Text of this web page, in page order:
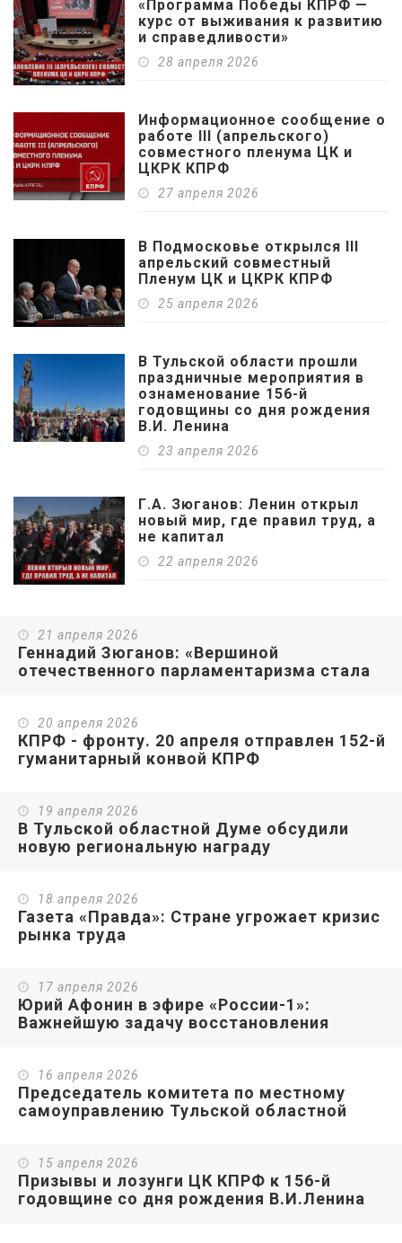
«Программа Победы КПРФ —
курс от выживания к развитию
и справедливости»
28 апреля 2026
Информационное сообщение о
работе III (апрельского)
совместного пленума ЦК и
ЦКРК КПРФ
27 апреля 2026
В Подмосковье открылся III
апрельский совместный
Пленум ЦК и ЦКРК КПРФ
25 апреля 2026
В Тульской области прошли
праздничные мероприятия в
ознаменование 156-й
годовщины со дня рождения
В.И. Ленина
23 апреля 2026
Г.А. Зюганов: Ленин открыл
новый мир, где правил труд, а
не капитал
22 апреля 2026
21 апреля 2026
Геннадий Зюганов: «Вершиной
отечественного парламентаризма стала
20 апреля 2026
КПРФ - фронту. 20 апреля отправлен 152-й
гуманитарный конвой КПРФ
19 апреля 2026
В Тульской областной Думе обсудили
новую региональную награду
18 апреля 2026
Газета «Правда»: Стране угрожает кризис
рынка труда
17 апреля 2026
Юрий Афонин в эфире «России-1»:
Важнейшую задачу восстановления
социалистическим Китаем
16 апреля 2026
Председатель комитета по местному
самоуправлению Тульской областной
15 апреля 2026
Призывы и лозунги ЦК КПРФ к 156-й
годовщине со дня рождения В.И.Ленина